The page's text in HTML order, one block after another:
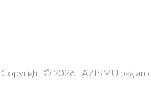
Copyright © 2026 LAZISMU bagian